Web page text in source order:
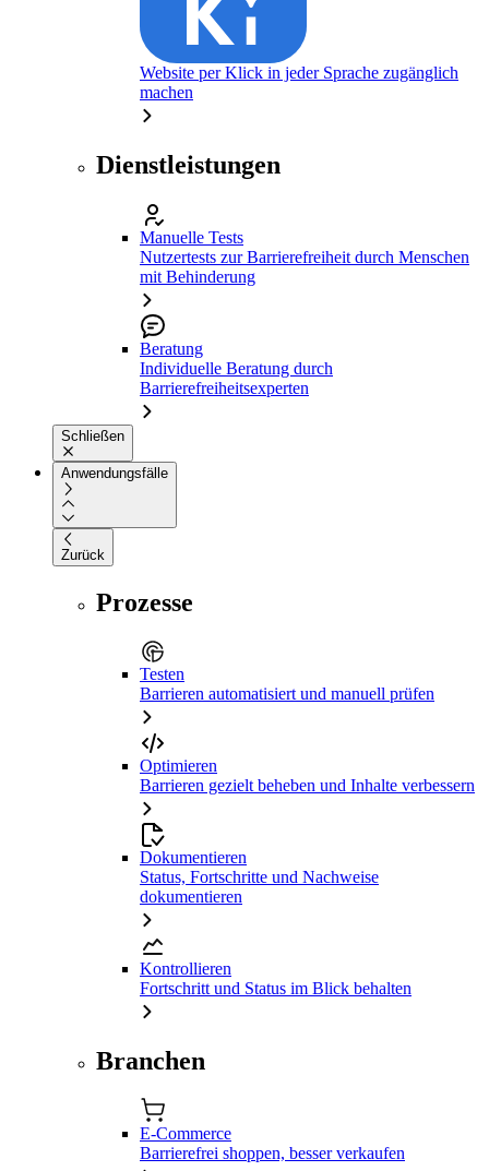
Website per Klick in jeder Sprache zugänglich
machen
Dienstleistungen
Manuelle Tests
Nutzertests zur Barrierefreiheit durch Menschen
mit Behinderung
Beratung
Individuelle Beratung durch
Barrierefreiheitsexperten
Schließen
Anwendungsfälle
Zurück
Prozesse
Testen
Barrieren automatisiert und manuell prüfen
Optimieren
Barrieren gezielt beheben und Inhalte verbessern
Dokumentieren
Status, Fortschritte und Nachweise
dokumentieren
Kontrollieren
Fortschritt und Status im Blick behalten
Branchen
E-Commerce
Barrierefrei shoppen, besser verkaufen